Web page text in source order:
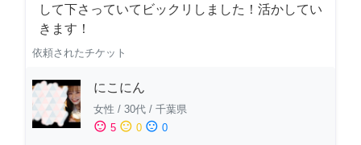
して下さっていてビックリしました！活かしてい
きます！
依頼されたチケット
にこにん
女性 / 30代 / 千葉県
sentiment_satisfied 5 sentiment_neutral 0 sentiment_dissatisfied 0